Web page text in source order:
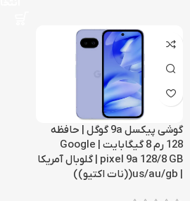
گوشی پیکسل 9a گوگل | حافظه
128 رم 8 گیگابایت | Google
pixel 9a 128/8 GB | گلوبال آمریکا